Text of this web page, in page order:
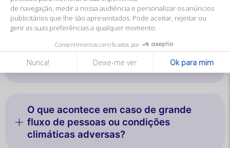
de navegação, medir a nossa audiência e personalizar os anúncios
publicitários que lhe são apresentados. Pode aceitar, rejeitar ou
gerir as suas preferências a qualquer momento.
Consentimentos certificados por
Nunca! Deixe-me ver Ok para mim
durante o cruzeiro?
eventos?
O que acontece em caso de grande
fluxo de pessoas ou condições
climáticas adversas?